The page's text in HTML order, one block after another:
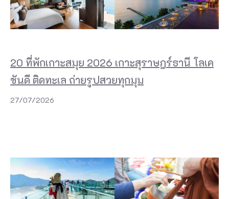
20 ที่พักเกาะสมุย 2026 เกาะสุราษฎร์ธานี โลเค
ชันดี ติดทะเล ถ่ายรูปสวยทุกมุม
27/07/2026